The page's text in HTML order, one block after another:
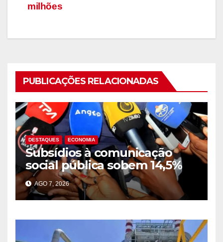
milhões
PUBLICAÇÕES RELACIONADAS
DESTAQUES ECONOMIA
Subsídios à comunicação
social pública sobem 14,5%
para 39,2 mil milhões Kz em
2025
AGO 7, 2026